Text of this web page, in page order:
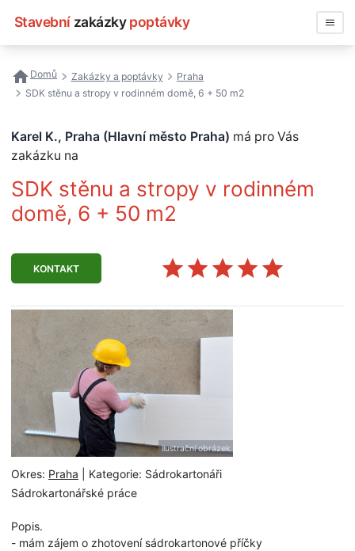
Stavební zakázky poptávky
Všechny zakázky
Nejčastější vyhledávání
Domů Zakázky a poptávky
Praha
SDK stěnu a stropy v rodinném domě, 6 + 50 m2
Karel K., Praha (Hlavní město Praha) má pro Vás
zakázku na
SDK stěnu a stropy v rodinném
domě, 6 + 50 m2
KONTAKT
Okres: Praha | Kategorie: Sádrokartonáři
Sádrokartonářské práce
Popis.
- mám zájem o zhotovení sádrokartonové příčky
ilustrační obrázek